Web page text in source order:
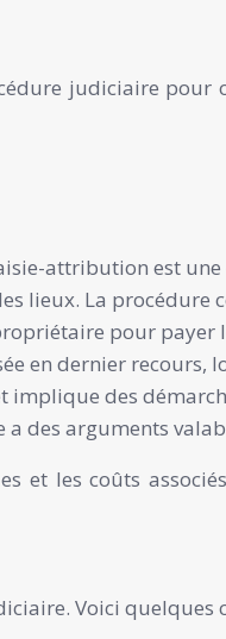
judiciaire pour
attribution est
lieux. La procédure
pour payer
en dernier recours,
implique des
des arguments
et les coûts
Voici quelques